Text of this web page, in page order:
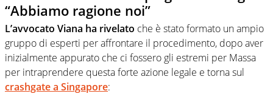
“Abbiamo ragione noi”
L’avvocato Viana ha rivelato che è stato formato un ampio
gruppo di esperti per affrontare il procedimento, dopo aver
inizialmente appurato che ci fossero gli estremi per Massa
per intraprendere questa forte azione legale e torna sul
crashgate a Singapore: